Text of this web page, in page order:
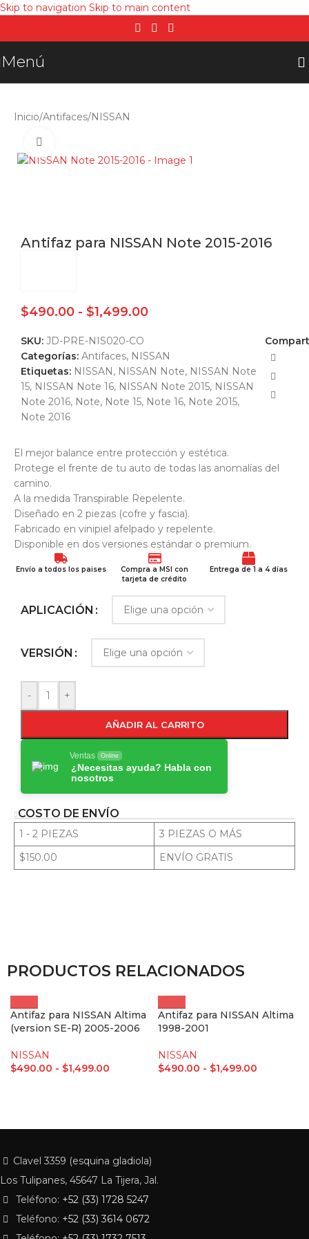
Skip to navigation Skip to main content
Menú
Inicio/Antifaces/NISSAN
Antifaz para NISSAN Note 2015-2016
$490.00 - $1,499.00
SKU: JD-PRE-NIS020-CO
Categorías: Antifaces, NISSAN
Etiquetas: NISSAN , NISSAN Note, NISSAN Note
15, NISSAN Note 16, NISSAN Note 2015, NISSAN
Note 2016, Note, Note 15, Note 16, Note 2015,
Note 2016
El mejor balance entre protección y estética.
Protege el frente de tu auto de todas las anomalías del
camino.
A la medida Transpirable Repelente.
Diseñado en 2 piezas (cofre y fascia).
Fabricado en vinipiel afelpado y repelente.
Disponible en dos versiones estándar o premium.
Envío a todos los paises
Compra a MSI con
tarjeta de crédito
Entrega de 1 a 4 días
APLICACIÓN
VERSIÓN
- +
AÑADIR AL CARRITO
Ventas Online
¿Necesitas ayuda? Habla con
nosotros
COSTO DE ENVÍO
1 - 2 PIEZAS
3 PIEZAS O MÁS
$150.00
ENVÍO GRATIS
PRODUCTOS RELACIONADOS
Antifaz para NISSAN Altima
(version SE-R) 2005-2006
NISSAN
$490.00 - $1,499.00
Antifaz para NISSAN Altima
1998-2001
NISSAN
$490.00 - $1,499.00
Clavel 3359 (esquina gladiola)
Los Tulipanes, 45647 La Tijera, Jal.
Teléfono: +52 (33) 1728 5247
Teléfono: +52 (33) 3614 0672